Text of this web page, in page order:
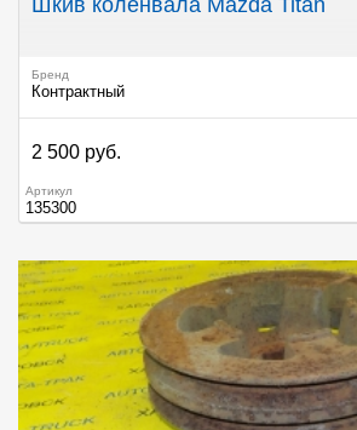
Шкив коленвала Mazda Titan
Бренд
Контрактный
2 500 руб.
Артикул
135300